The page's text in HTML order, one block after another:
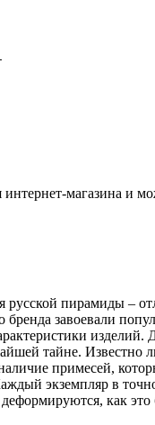
интернет-магазина и
пирамиды –
бренда завоевали
тайне. Известно
примесей,
экземпляр в
как